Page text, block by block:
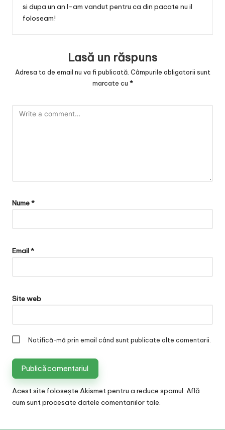
si dupa un an l-am vandut pentru ca din pacate nu il
foloseam!
Lasă un răspuns
Adresa ta de email nu va fi publicată. Câmpurile obligatorii sunt
marcate cu *
Nume*
Email*
Site web
Notifică-mă prin email când sunt publicate alte comentarii.
Acest site folosește Akismet pentru a reduce spamul. Află
cum sunt procesate datele comentariilor tale.